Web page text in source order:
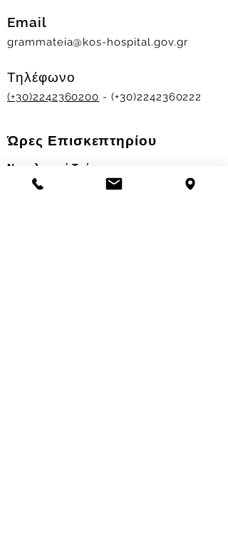
Email
grammateia@kos-hospital.gov.gr
Τηλέφωνο
(+30)2242360200 - (+30)2242360222
Ώρες Επισκεπτηρίου
Νοσηλευτικά Τμήματα
Χειμερινό ωράριο: 11.00-13.00
17.30-19.30